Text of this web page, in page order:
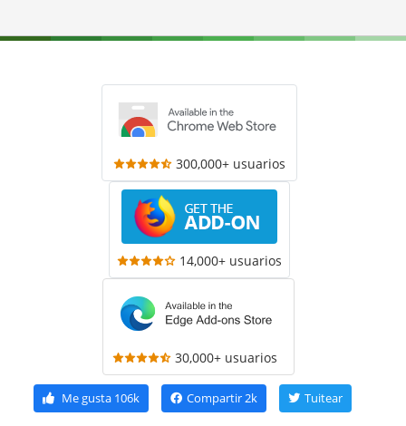
300,000+ usuarios
14,000+ usuarios
30,000+ usuarios
Me gusta106k Compartir2k Tuitear